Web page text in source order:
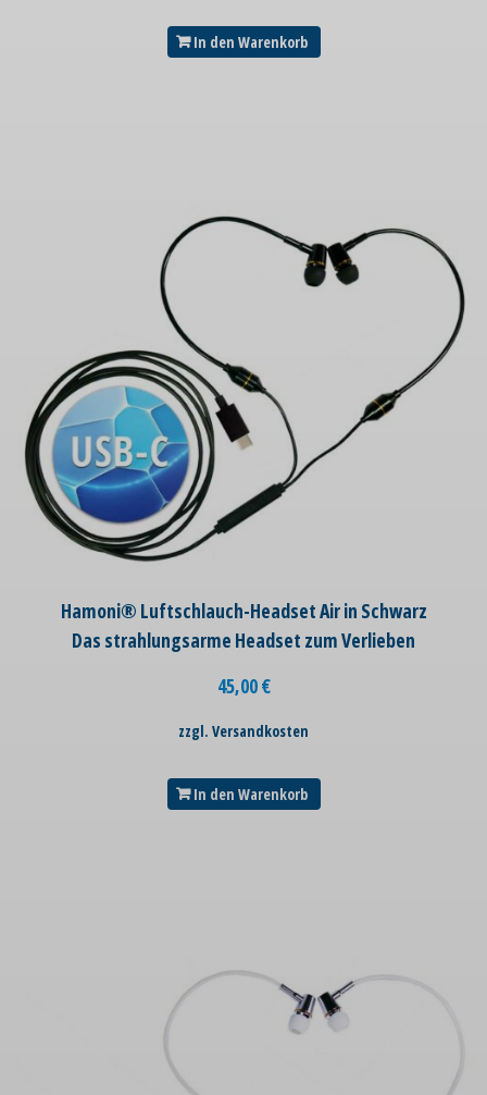
In den Warenkorb
Hamoni® Luftschlauch-Headset Air in Schwarz
Das strahlungsarme Headset zum Verlieben
45,00€
zzgl. Versandkosten
In den Warenkorb